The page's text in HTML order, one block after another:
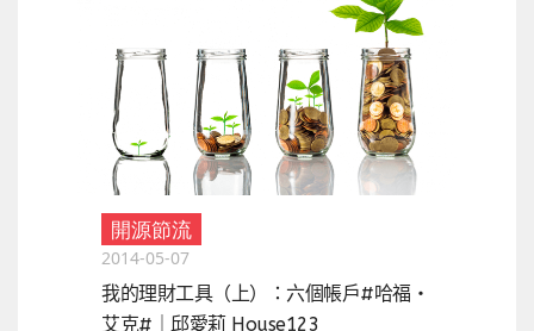
開源節流
2014-05-07
我的理財工具（上）：六個帳戶#哈福‧
艾克#｜邱愛莉 House123